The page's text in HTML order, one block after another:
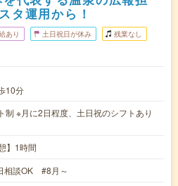
タ運用から！
あり 土日祝日が休み 残業なし
10分
制 ※月に2日程度、土日祝のシフトあり
】1時間
相談OK #8月～